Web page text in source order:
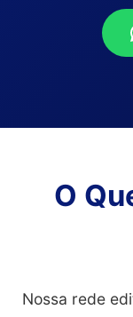
O
Nossa rede